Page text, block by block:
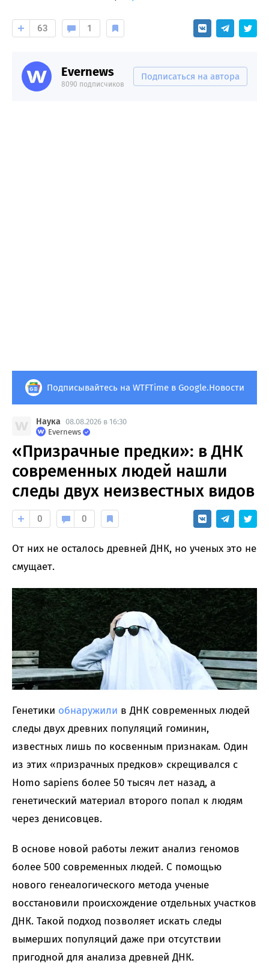
63 1
Evernews
8090 подписчиков
Подписаться на автора
Подписывайтесь на WTFTime в Google.Новости
Наука 08.08.2026 в 16:30
Evernews
«Призрачные предки»: в ДНК
современных людей нашли
следы двух неизвестных видов
0 0
От них не осталось древней ДНК, но ученых это не
смущает.
Генетики обнаружили в ДНК современных людей
следы двух древних популяций гоминин,
известных лишь по косвенным признакам. Один
из этих «призрачных предков» скрещивался с
Homo sapiens более 50 тысяч лет назад, а
генетический материал второго попал к людям
через денисовцев.
В основе новой работы лежит анализ геномов
более 500 современных людей. С помощью
нового генеалогического метода ученые
восстановили происхождение отдельных участков
ДНК. Такой подход позволяет искать следы
вымерших популяций даже при отсутствии
пригодной для анализа древней ДНК.